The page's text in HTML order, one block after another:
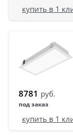
купить в 1
8781 руб.
под заказ
купить в 1